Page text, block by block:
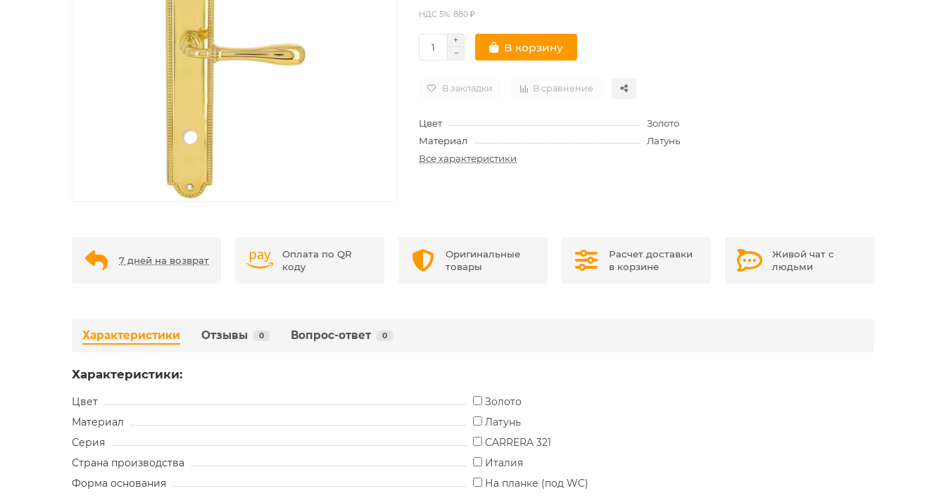
НДС 5%: 880 ₽
В корзину
В закладки В сравнение
Цвет
Золото
Материал
Латунь
Все характеристики
7 дней на возврат
Оплата по QR
коду
Оригинальные
товары
Расчет доставки
в корзине
Живой чат с
людьми
Характеристики Отзывы 0 Вопрос-ответ 0
Характеристики:
Цвет
Золото
Материал
Латунь
Серия
CARRERA 321
Страна производства
Италия
Форма основания
На планке (под WC)